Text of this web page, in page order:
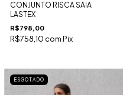
CONJUNTO RISCA SAIA
LASTEX
R$798,00
R$758,10 comPix
ESGOTADO